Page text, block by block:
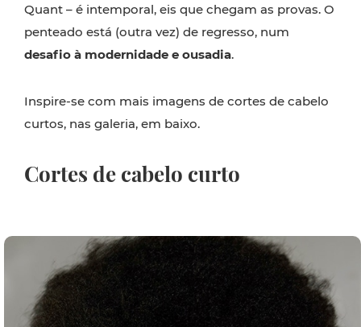
Quant – é intemporal, eis que chegam as provas. O
penteado está (outra vez) de regresso, num
desafio à modernidade e ousadia.
Inspire-se com mais imagens de cortes de cabelo
curtos, nas galeria, em baixo.
Cortes de cabelo curto